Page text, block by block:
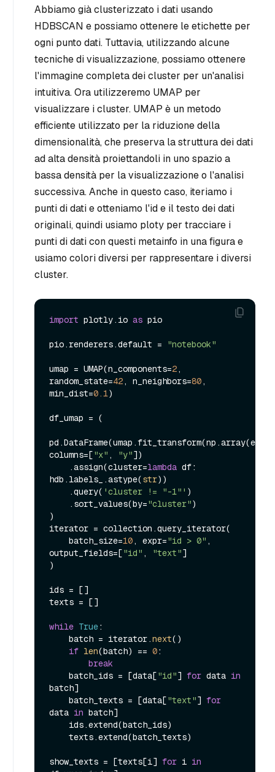
Abbiamo già clusterizzato i dati usando
HDBSCAN e possiamo ottenere le etichette per
ogni punto dati. Tuttavia, utilizzando alcune
tecniche di visualizzazione, possiamo ottenere
l'immagine completa dei cluster per un'analisi
intuitiva. Ora utilizzeremo UMAP per
visualizzare i cluster. UMAP è un metodo
efficiente utilizzato per la riduzione della
dimensionalità, che preserva la struttura dei dati
ad alta densità proiettandoli in uno spazio a
bassa densità per la visualizzazione o l'analisi
successiva. Anche in questo caso, iteriamo i
punti di dati e otteniamo l'id e il testo dei dati
originali, quindi usiamo ploty per tracciare i
punti di dati con questi metainfo in una figura e
usiamo colori diversi per rappresentare i diversi
cluster.
import plotly.io as pio
pio.renderers.default = "notebook"
umap = UMAP(n_components=2,
random_state=42, n_neighbors=80,
min_dist=0.1)
df_umap = (
columns=["x" , "y"])
    .assign(cluster=
lambda df:
hdb.labels_.astype(str))
    .query(
'cluster != "-1"' )
    .sort_values(by=
"cluster")
)
iterator = collection.query_iterator(
    batch_size=
10, expr="id > 0" ,
output_fields=["id" , "text"]
)
ids = []
texts = []
while True:
    batch = iterator.
next()
if len(batch) == 0:
break
    batch_ids = [data[
"id"] for data in
batch]
    batch_texts = [data[
"text"] for
data in batch]
show_texts = [texts[i] for i in